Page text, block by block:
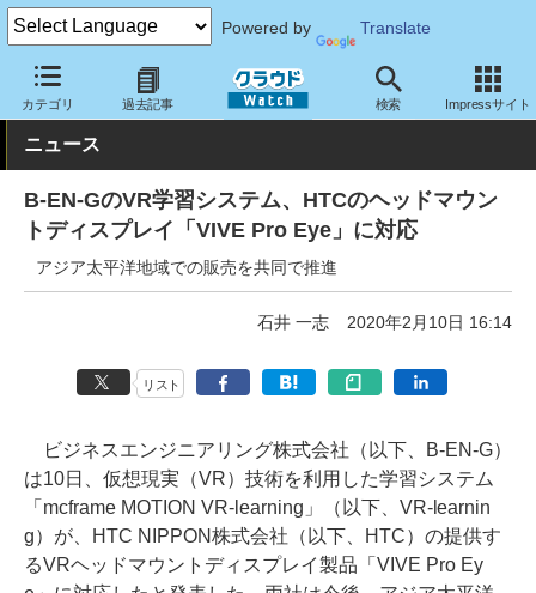
Powered by Translate
カテゴリ 過去記事 検索 Impressサイト
クラウド Watch トピック 協業・提携 その他
ニュース
B-EN-GのVR学習システム、HTCのヘッドマウン
トディスプレイ「VIVE Pro Eye」に対応
アジア太平洋地域での販売を共同で推進
石井 一志 2020年2月10日 16:14
リスト
ビジネスエンジニアリング株式会社（以下、B-EN-G）
は10日、仮想現実（VR）技術を利用した学習システム
「mcframe MOTION VR-learning」（以下、VR-learnin
g）が、HTC NIPPON株式会社（以下、HTC）の提供す
るVRヘッドマウントディスプレイ製品「VIVE Pro Ey